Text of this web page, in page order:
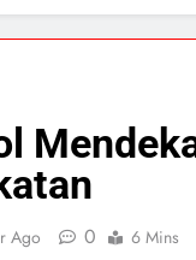
Ago 0 6 Mins